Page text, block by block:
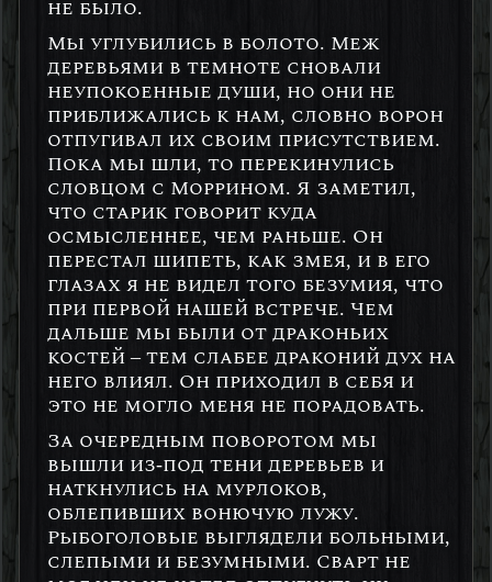
не было.
Мы углубились в болото. Меж
деревьями в темноте сновали
неупокоенные души, но они не
приближались к нам, словно ворон
отпугивал их своим присутствием.
Пока мы шли, то перекинулись
словцом с Моррином. Я заметил,
что старик говорит куда
осмысленнее, чем раньше. Он
перестал шипеть, как змея, и в его
глазах я не видел того безумия, что
при первой нашей встрече. Чем
дальше мы были от драконьих
костей – тем слабее драконий дух на
него влиял. Он приходил в себя и
это не могло меня не порадовать.
За очередным поворотом мы
вышли из-под тени деревьев и
наткнулись на мурлоков,
облепивших вонючую лужу.
Рыбоголовые выглядели больными,
слепыми и безумными. Сварт не